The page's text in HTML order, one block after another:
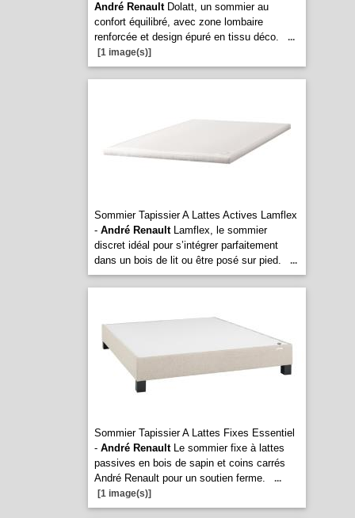
André RenaultDolatt, un sommier au
confort équilibré, avec zone lombaire
renforcée et design épuré en tissu déco.
...
[1 image(s)]
Sommier Tapissier A Lattes Actives Lamflex
- André RenaultLamflex, le sommier
discret idéal pour s’intégrer parfaitement
dans un bois de lit ou être posé sur pied.
...
Sommier Tapissier A Lattes Fixes Essentiel
- André RenaultLe sommier fixe à lattes
passives en bois de sapin et coins carrés
André Renault pour un soutien ferme.
...
[1 image(s)]